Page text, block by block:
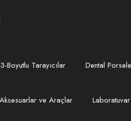
3-Boyutlu Tarayıcılar Dental
ve Araçlar